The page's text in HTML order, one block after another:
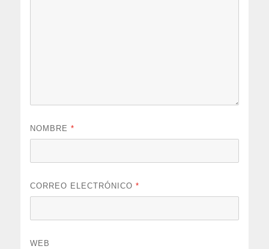
NOMBRE*
CORREO ELECTRÓNICO*
WEB